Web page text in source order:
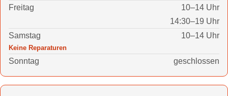
Freitag
10–14 Uhr
14:30–19 Uhr
Samstag
10–14 Uhr
Keine Reparaturen
Sonntag geschlossen